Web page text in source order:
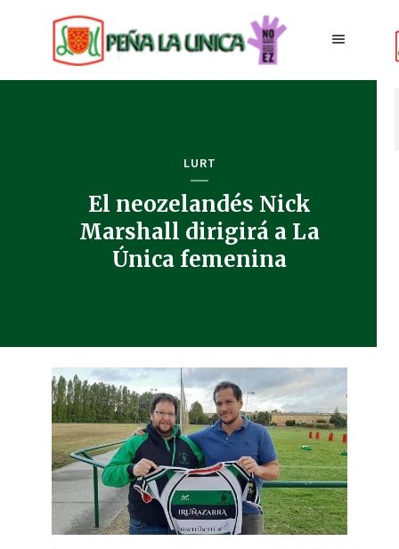
LURT
El neozelandés Nick
Marshall dirigirá a La
Única femenina